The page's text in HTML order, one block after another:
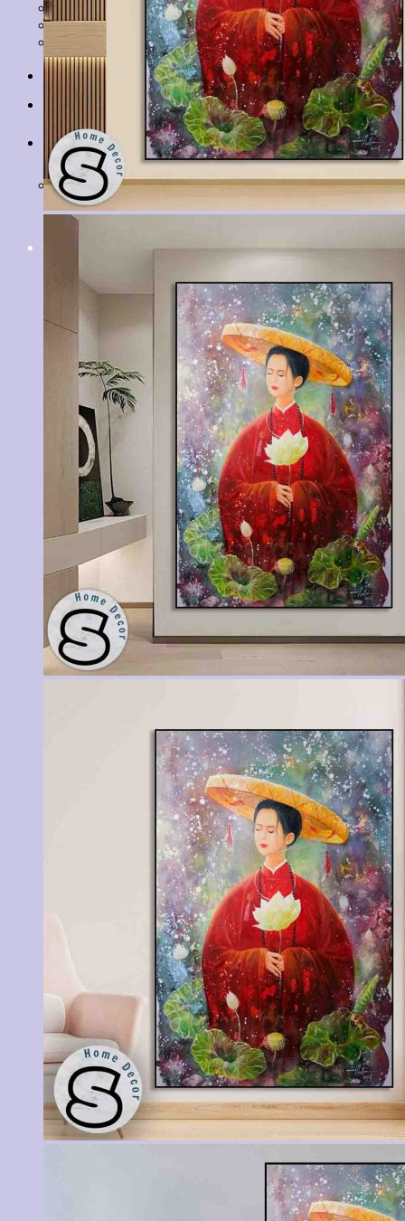
Tranh Cá Chép
Tranh Tĩnh Vật
Tranh Đồng Quê
Tranh Thuỷ Mặc
Tranh Con Hổ
Tin tức
Giỏ hàng
Chưa có sản phẩm trong giỏ hàng.
kiếm: